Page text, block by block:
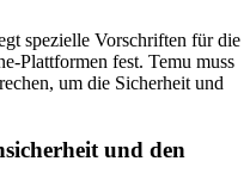
spezielle Vorschriften für die
Plattformen fest. Temu muss
um die Sicherheit und
und den